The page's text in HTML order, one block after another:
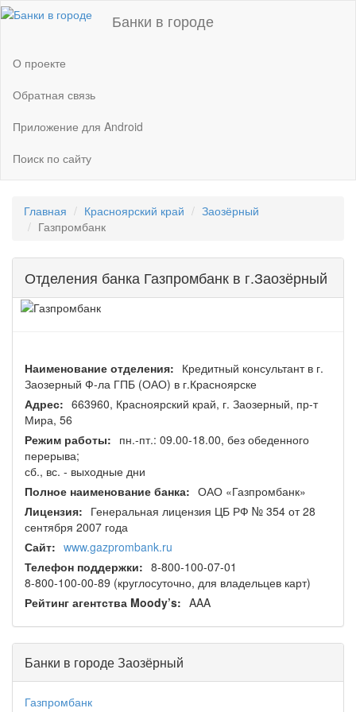
Банки в городе
О проекте
Обратная связь
Приложение для Android
Поиск по сайту
Главная Красноярский край
Заозёрный
Газпромбанк
Отделения банка Газпромбанк в г.Заозёрный
Наименование отделения: Кредитный консультант в г.
Заозерный Ф-ла ГПБ (ОАО) в г.Красноярске
Адрес: 663960, Красноярский край, г. Заозерный, пр-т
Мира, 56
Режим работы: пн.-пт.: 09.00-18.00, без обеденного
перерыва;
сб., вс. - выходные дни
Полное наименование банка: ОАО «Газпромбанк»
Лицензия: Генеральная лицензия ЦБ РФ № 354 от 28
сентября 2007 года
Сайт: www.gazprombank.ru
Телефон поддержки: 8-800-100-07-01
8-800-100-00-89 (круглосуточно, для владельцев карт)
Рейтинг агентства Moody’s: AAA
Банки в городе Заозёрный
Газпромбанк